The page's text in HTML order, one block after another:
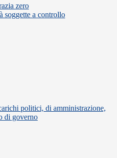
zero
soggette a controllo
politici, di amministrazione,
di governo